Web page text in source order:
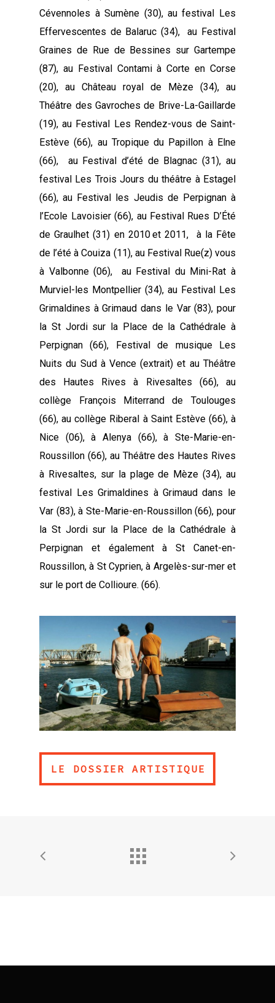
Cévennoles à Sumène (30), au festival Les
Effervescentes de Balaruc (34), au Festival
Graines de Rue de Bessines sur Gartempe
(87), au Festival Contami à Corte en Corse
(20), au Château royal de Mèze (34), au
Théâtre des Gavroches de Brive-La-Gaillarde
(19), au Festival Les Rendez-vous de Saint-
Estève (66), au Tropique du Papillon à Elne
(66), au Festival d’été de Blagnac (31), au
festival Les Trois Jours du théâtre à Estagel
(66), au Festival les Jeudis de Perpignan à
l’Ecole Lavoisier (66), au Festival Rues D’Été
de Graulhet (31) en 2010 et 2011, à la Fête
de l’été à Couiza (11), au Festival Rue(z) vous
à Valbonne (06), au Festival du Mini-Rat à
Murviel-les Montpellier (34), au Festival Les
Grimaldines à Grimaud dans le Var (83), pour
la St Jordi sur la Place de la Cathédrale à
Perpignan (66), Festival de musique Les
Nuits du Sud à Vence (extrait) et au Théâtre
des Hautes Rives à Rivesaltes (66), au
collège François Miterrand de Toulouges
(66), au collège Riberal à Saint Estève (66), à
Nice (06), à Alenya (66), à Ste-Marie-en-
Roussillon (66), au Théâtre des Hautes Rives
à Rivesaltes, sur la plage de Mèze (34), au
festival Les Grimaldines à Grimaud dans le
Var (83), à Ste-Marie-en-Roussillon (66), pour
la St Jordi sur la Place de la Cathédrale à
Perpignan et également à St Canet-en-
Roussillon, à St Cyprien, à Argelès-sur-mer et
sur le port de Collioure. (66).
LE DOSSIER ARTISTIQUE
LE DOSSIER ARTISTIQUE